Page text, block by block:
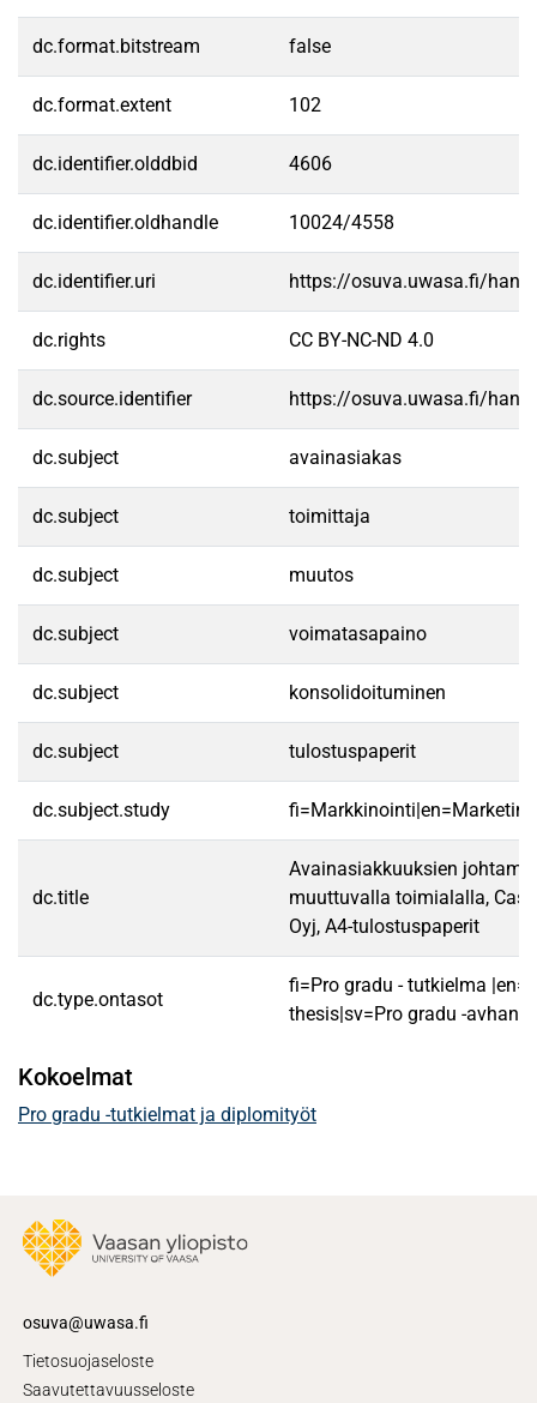
dc.format.bitstream false
dc.format.extent 102
dc.identifier.olddbid 4606
dc.identifier.oldhandle 10024/4558
dc.identifier.uri https://osuva.uwasa.fi/
dc.rights CC BY-NC-ND 4.0
dc.source.identifier https://osuva.uwasa.fi/
dc.subject avainasiakas
dc.subject toimittaja
dc.subject muutos
dc.subject voimatasapaino
dc.subject konsolidoituminen
dc.subject tulostuspaperit
dc.subject.study
dc.title
Avainasiakkuuksien
muuttuvalla toimialalla,
Oyj, A4-tulostuspaperit
dc.type.ontasot
fi=Pro gradu - tutkielma
thesis|sv=Pro gradu -
Kokoelmat
Pro gradu -tutkielmat ja diplomityöt
osuva@uwasa.fi
Tietosuojaseloste
Saavutettavuusseloste